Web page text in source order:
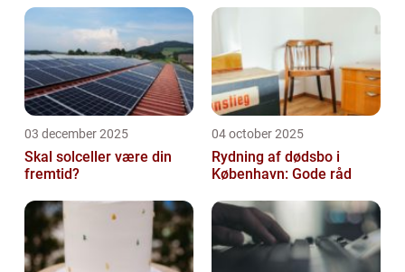
kan forbedres. Elektronisk egenkontrol kan
være et ...
03 december 2025
Skal solceller være din
fremtid?
04 october 2025
Rydning af dødsbo i
København: Gode råd